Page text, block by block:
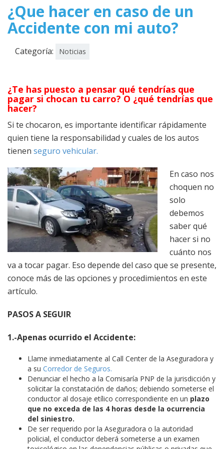
¿Que hacer en caso de un
Accidente con mi auto?
Categoría: Noticias
¿Te has puesto a pensar qué tendrías que
pagar si chocan tu carro? O ¿qué tendrías que
hacer?
Si te chocaron, es importante identificar rápidamente
quien tiene la responsabilidad y cuales de los autos
tienen seguro vehicular.
En caso nos
choquen no
solo
debemos
saber qué
hacer si no
cuánto nos
va a tocar pagar. Eso depende del caso que se presente,
conoce más de las opciones y procedimientos en este
artículo.
PASOS A SEGUIR
1.-Apenas ocurrido el Accidente:
Llame inmediatamente al Call Center de la Aseguradora y
a su Corredor de Seguros.
Denunciar el hecho a la Comisaría PNP de la jurisdicción y
solicitar la constatación de daños; debiendo someterse el
conductor al dosaje etílico correspondiente en un plazo
que no exceda de las 4 horas desde la ocurrencia
del siniestro.
De ser requerido por la Aseguradora o la autoridad
policial, el conductor deberá someterse a un examen